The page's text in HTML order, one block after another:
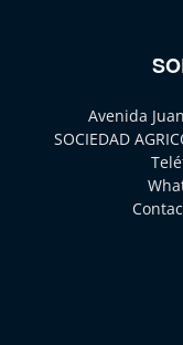
Avenida
SOCIEDAD